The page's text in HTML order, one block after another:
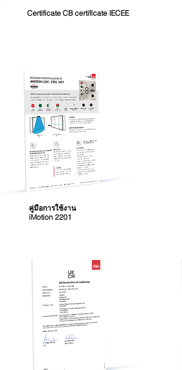
Certificate CB certificate IECEE
คู่มือการใช้งาน
iMotion 2201